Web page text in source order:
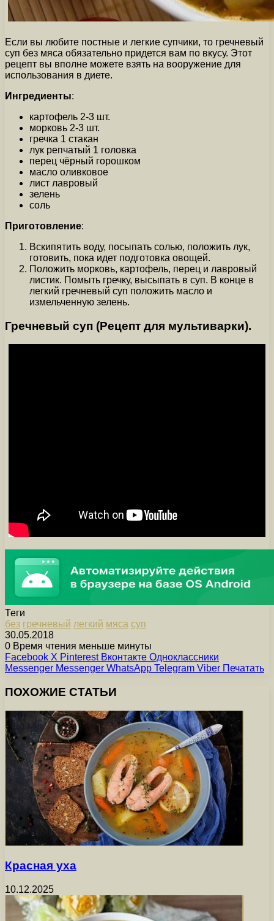
Если вы любите постные и легкие супчики, то гречневый
суп без мяса обязательно придется вам по вкусу. Этот
рецепт вы вполне можете взять на вооружение для
использования в диете.
Ингредиенты:
картофель 2-3 шт.
морковь 2-3 шт.
гречка 1 стакан
лук репчатый 1 головка
перец чёрный горошком
масло оливковое
лист лавровый
зелень
соль
Приготовление:
Вскипятить воду, посыпать солью, положить лук,
готовить, пока идет подготовка овощей.
Положить морковь, картофель, перец и лавровый
листик. Помыть гречку, высыпать в суп. В конце в
легкий гречневый суп положить масло и
измельченную зелень.
Гречневый суп (Рецепт для мультиварки).
Теги
без гречневый легкий мяса суп
30.05.2018
0 Время чтения меньше минуты
Facebook X Pinterest Вконтакте Одноклассники
Messenger Messenger WhatsApp Telegram Viber Печатать
ПОХОЖИЕ СТАТЬИ
Красная уха
10.12.2025